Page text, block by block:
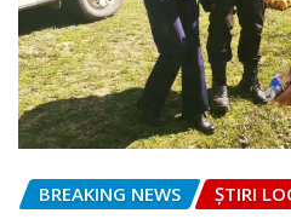
BREAKING NEWS ȘTIRI